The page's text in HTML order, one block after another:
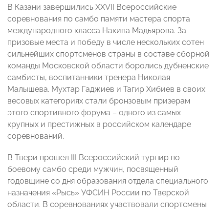
В Казани завершились XXVII Всероссийские
соревнования по самбо памяти мастера спорта
международного класса Накипа Мадьярова. За
призовые места и победу в числе нескольких сотен
сильнейших спортсменов страны в составе сборной
команды Московской области боролись дубненские
самбисты, воспитанники тренера Николая
Малышева. Мухтар Гаджиев и Тагир Хибиев в своих
весовых категориях стали бронзовым призерам
этого спортивного форума – одного из самых
крупных и престижных в российском календаре
соревнований.
В Твери прошел III Всероссийский турнир по
боевому самбо среди мужчин, посвященный
годовщине со дня образования отдела специального
назначения «Рысь» УФСИН России по Тверской
области. В соревнованиях участвовали спортсмены